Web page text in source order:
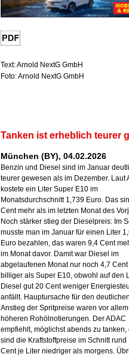
Text: Arnold NextG GmbH
Foto: Arnold NextG GmbH
Tanken ist erheblich teurer
München (BY), 04.02.2026
Benzin und Diesel sind im Januar
teurer gewesen als im Dezember. Laut
kostete ein Liter Super E10 im
Monatsdurchschnitt 1,739 Euro. Das
Cent mehr als im letzten Monat des
Noch stärker stieg der Dieselpreis: Im
musste man im Januar für einen Liter
Euro bezahlen, das waren 9,4 Cent
im Monat davor. Damit war Diesel im
abgelaufenen Monat nur noch 4,7 Cent
billiger als Super E10, obwohl auf den
Diesel gut 20 Cent weniger
anfällt. Hauptursache für den
Anstieg der Spritpreise waren vor
höheren Rohölnotierungen. Der ADAC
empfiehlt, möglichst abends zu tanken,
sind die Kraftstoffpreise im Schnitt rund
Cent je Liter niedriger als morgens.